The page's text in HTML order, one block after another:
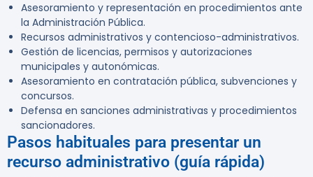
Asesoramiento y representación en procedimientos ante
la Administración Pública.
Recursos administrativos y contencioso-administrativos.
Gestión de licencias, permisos y autorizaciones
municipales y autonómicas.
Asesoramiento en contratación pública, subvenciones y
concursos.
Defensa en sanciones administrativas y procedimientos
sancionadores.
Pasos habituales para presentar un
recurso administrativo (guía rápida)